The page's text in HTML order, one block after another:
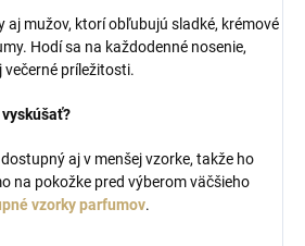
aj mužov, ktorí obľubujú sladké, krémové
Hodí sa na každodenné nosenie,
príležitosti.
aj v menšej vzorke, takže ho
na pokožke pred výberom väčšieho
vzorky parfumov.